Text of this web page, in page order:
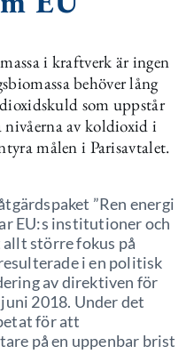
i kraftverk är ingen
behöver lång
som uppstår
av koldioxid i
målen i Parisavtalet.
”Ren energi
EU:s institutioner och
större fokus på
i en politisk
av direktiven för
2018. Under det
för att
på en uppenbar brist